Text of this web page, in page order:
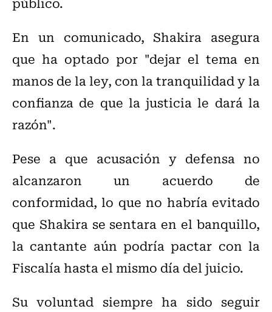
En un comunicado, Shakira asegura
que ha optado por "dejar el tema en
manos de la ley, con la tranquilidad y la
confianza de que la justicia le dará la
razón".
Pese a que acusación y defensa no
alcanzaron un acuerdo de
conformidad, lo que no habría evitado
que Shakira se sentara en el banquillo,
la cantante aún podría pactar con la
Fiscalía hasta el mismo día del juicio.
Su voluntad siempre ha sido seguir